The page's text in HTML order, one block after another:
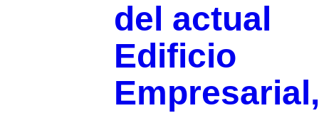
del actual
Edificio
Empresarial,